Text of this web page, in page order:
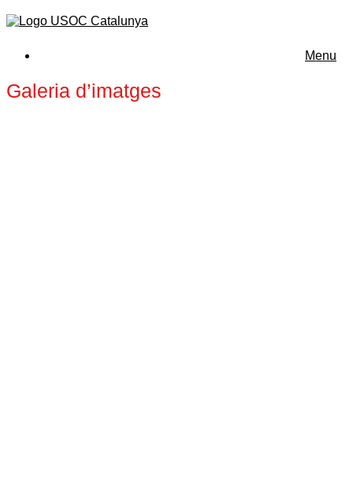
Menu
Galeria d’imatges